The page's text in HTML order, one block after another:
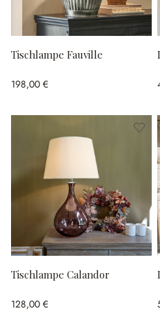
Tischlampe Fauville
198,00 €
Tischlampe Calandor
128,00 €